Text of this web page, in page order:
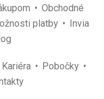
Obchodné
platby
Invia
Kariéra
Pobočky